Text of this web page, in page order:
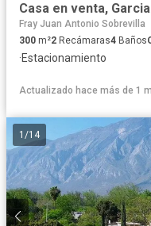
Casa en venta,
Fray Juan Antonio Sobrevilla
300 m²2 Recámaras4 Baños
·Estacionamiento
Actualizado hace más de 1
1 /14